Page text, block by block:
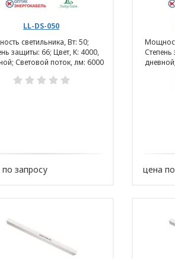
LL-DS-050
светильника, Вт: 50;
защиты: 66; Цвет, K: 4000,
Световой поток, лм: 6000
запросу
Степень
цена
обработки и защиты
данных ООО
отношений
N 455-З «Об информации,
Беларусь.